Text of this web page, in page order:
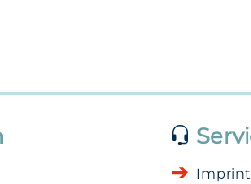
Imprint